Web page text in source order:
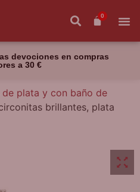
0
devociones en compras
a 30 €
de plata y con baño de
brillantes, plata